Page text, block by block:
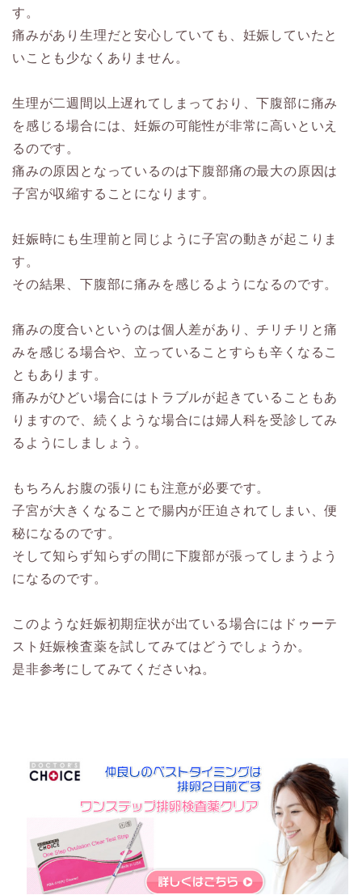
す。
痛みがあり生理だと安心していても、妊娠していたと
いことも少なくありません。
生理が二週間以上遅れてしまっており、下腹部に痛み
を感じる場合には、妊娠の可能性が非常に高いといえ
るのです。
痛みの原因となっているのは下腹部痛の最大の原因は
子宮が収縮することになります。
妊娠時にも生理前と同じように子宮の動きが起こりま
す。
その結果、下腹部に痛みを感じるようになるのです。
痛みの度合いというのは個人差があり、チリチリと痛
みを感じる場合や、立っていることすらも辛くなるこ
ともあります。
痛みがひどい場合にはトラブルが起きていることもあ
りますので、続くような場合には婦人科を受診してみ
るようにしましょう。
もちろんお腹の張りにも注意が必要です。
子宮が大きくなることで腸内が圧迫されてしまい、便
秘になるのです。
そして知らず知らずの間に下腹部が張ってしまうよう
になるのです。
このような妊娠初期症状が出ている場合にはドゥーテ
スト妊娠検査薬を試してみてはどうでしょうか。
是非参考にしてみてくださいね。